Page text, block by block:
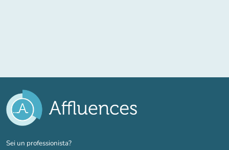
Sei un professionista?(nuova scheda)